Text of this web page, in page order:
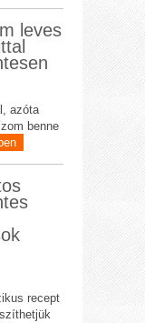
leves
azóta
benne
recept